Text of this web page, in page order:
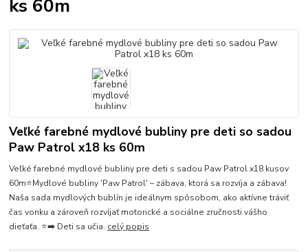
ks 60m
Veľké farebné mydlové bubliny pre deti so sadou
Paw Patrol x18 ks 60m
Veľké farebné mydlové bubliny pre deti s sadou Paw Patrol x18 kusov
60m⭐️Mydlové bubliny 'Paw Patrol' – zábava, ktorá sa rozvíja a zábava!
Naša sada mydlových bublín je ideálnym spôsobom, ako aktívne tráviť
čas vonku a zároveň rozvíjať motorické a sociálne zručnosti vášho
dieťaťa. ⭐️➡️ Deti sa učia. celý popis